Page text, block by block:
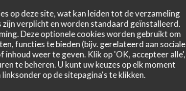
op deze site, wat kan leiden tot de verzameling
verplicht en worden standaard geïnstalleerd.
Deze optionele cookies worden gebruikt om
functies te bieden (bijv. gerelateerd aan sociale
weer te geven. Klik op 'OK, accepteer alle',
te beheren. U kunt uw keuzes op elk moment
op de sitepagina's te klikken.